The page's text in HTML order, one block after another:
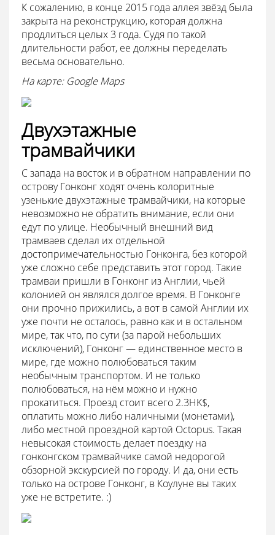
К сожалению, в конце 2015 года аллея звёзд была
закрыта на реконструкцию, которая должна
продлиться целых 3 года. Судя по такой
длительности работ, ее должны переделать
весьма основательно.
На карте: Google Maps
Двухэтажные
трамвайчики
С запада на восток и в обратном направлении по
острову Гонконг ходят очень колоритные
узенькие двухэтажные трамвайчики, на которые
невозможно не обратить внимание, если они
едут по улице. Необычный внешний вид
трамваев сделал их отдельной
достопримечательностью Гонконга, без которой
уже сложно себе представить этот город. Такие
трамваи пришли в Гонконг из Англии, чьей
колонией он являлся долгое время. В Гонконге
они прочно прижились, а вот в самой Англии их
уже почти не осталось, равно как и в остальном
мире, так что, по сути (за парой небольших
исключений), Гонконг — единственное место в
мире, где можно полюбоваться таким
необычным транспортом. И не только
полюбоваться, на нём можно и нужно
прокатиться. Проезд стоит всего 2.3HK$,
оплатить можно либо наличными (монетами),
либо местной проездной картой Octopus. Такая
невысокая стоимость делает поездку на
гонконгском трамвайчике самой недорогой
обзорной экскурсией по городу. И да, они есть
только на острове Гонконг, в Коулуне вы таких
уже не встретите. :)